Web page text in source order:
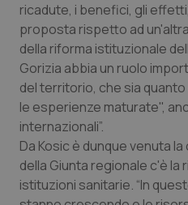
Campania
Emilia-Romagna
Friuli Venezia Giulia
Lazio
Liguria
Car-T
Colesterolo &
Dermatite Atopica
Diabete & glucometri
Disturbi dell’umore
ricadute, i benefici, gli
proposta rispetto ad
della riforma istituzionale
Gorizia abbia un ruolo
del territorio, che sia
le esperienze maturate",
internazionali”.
Da Kosic è dunque venuta
della Giunta regionale c'è
istituzioni sanitarie. “In